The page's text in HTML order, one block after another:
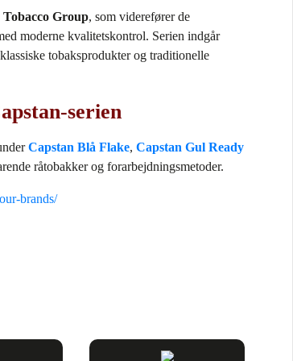
Group, som viderefører de
moderne kvalitetskontrol. Serien indgår
tobaksprodukter og traditionelle
Capstan Blå Flake, Capstan Gul Ready
råtobakker og forarbejdningsmetoder.
brands/